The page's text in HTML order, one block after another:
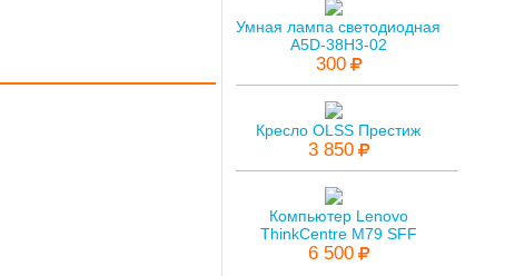
Умная лампа светодиодная
A5D-38H3-02
300
Кресло OLSS Престиж
3 850
Компьютер Lenovo
ThinkCentre M79 SFF
6 500